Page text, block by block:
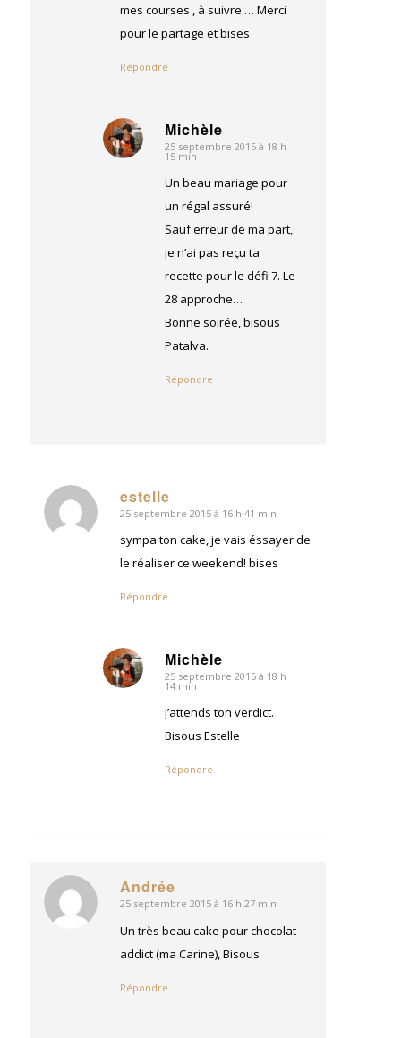
mes courses , à suivre … Merci
pour le partage et bises
Répondre
Michèle
dit
25 septembre 2015 à 18 h
15 min
Un beau mariage pour
un régal assuré!
Sauf erreur de ma part,
je n’ai pas reçu ta
recette pour le défi 7. Le
28 approche…
Bonne soirée, bisous
Patalva.
Répondre
estelle
dit
25 septembre 2015 à 16 h 41 min
sympa ton cake, je vais éssayer de
le réaliser ce weekend! bises
Répondre
Michèle
dit
25 septembre 2015 à 18 h
14 min
J’attends ton verdict.
Bisous Estelle
Répondre
Andrée
dit
25 septembre 2015 à 16 h 27 min
Un très beau cake pour chocolat-
addict (ma Carine), Bisous
Répondre